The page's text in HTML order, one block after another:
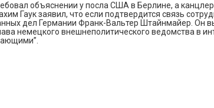
объяснении у посла США в Берлине, а
Гаук заявил, что если подтвердится связь
дел Германии Франк-Вальтер Штайнмайер. Он
немецкого внешнеполитического ведомства в